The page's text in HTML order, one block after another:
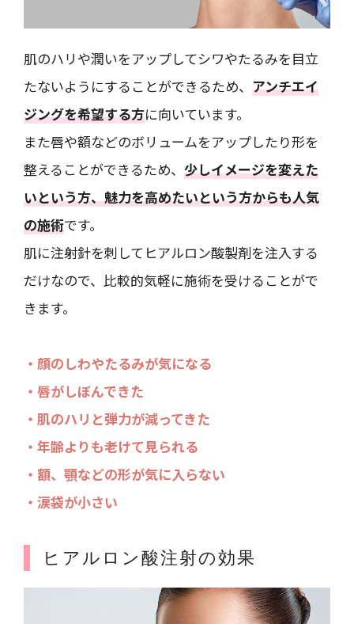
肌のハリや潤いをアップしてシワやたるみを目立
たないようにすることができるため、 アンチエイ
ジングを希望する方に向いています。
また唇や額などのボリュームをアップしたり形を
整えることができるため、 少しイメージを変えた
いという方、魅力を高めたいという方からも人気
の施術です。
肌に注射針を刺してヒアルロン酸製剤を注入する
だけなので、比較的気軽に施術を受けることがで
きます。
・顔のしわやたるみが気になる
・唇がしぼんできた
・肌のハリと弾力が減ってきた
・年齢よりも老けて見られる
・額、顎などの形が気に入らない
・涙袋が小さい
ヒアルロン酸注射の効果